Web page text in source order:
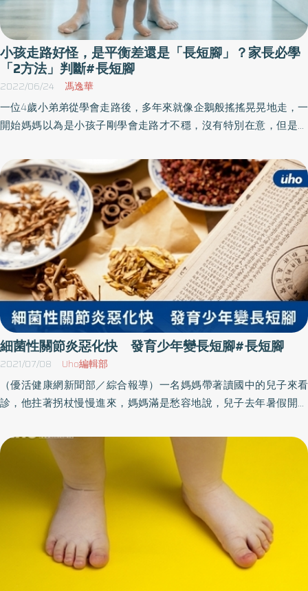
小孩走路好怪，是平衡差還是「長短腳」？家長必學
「2方法」判斷#長短腳
2022/06/24 馮逸華
一位4歲小弟弟從學會走路後，多年來就像企鵝般搖搖晃晃地走，一
開始媽媽以為是小孩子剛學會走路才不穩，沒有特別在意，但是隨
感覺事態嚴重。帶至小兒科就醫檢查，照X光時意外發現雙側股骨頭
脫臼在外面，髖關節對應不齊，難怪走路快跌倒的樣子。
細菌性關節炎惡化快 發育少年變長短腳#長短腳
2021/07/08 Uho編輯部
（優活健康網新聞部／綜合報導）一名媽媽帶著讀國中的兒子來看
診，他拄著拐杖慢慢進來，媽媽滿是愁容地說，兒子去年暑假開始
來，骨科檢查說是細菌性關節炎，而且已經進展成為骨髓炎，用了
幾個月抗生素，也手術清傷口，但還是時好時壞，骨科醫師說如果
細菌感染問題拖太久，可能影響發育，兩腳會出現長短腳，現在大
約2公分左右的差距了……延誤治療恐產生關節功能障礙杏儒中醫診所
院長蔡易昌中西醫師表示，細菌性關節炎，和一般的關節炎進展緩
慢完全不同，是惡化十分快速，而且細菌性關節炎之所以可怕，最
主要在於即使早期使用抗生素及關節引流，也不一定能擋住關節的
破壞。在關節感染細菌後，如果身體的免疫能力來不及殺死細菌，